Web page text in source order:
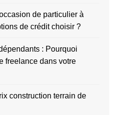
de particulier à
de crédit choisir ?
: Pourquoi
freelance dans votre
construction terrain de